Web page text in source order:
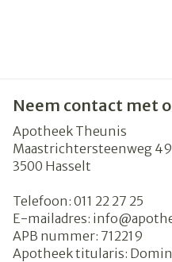
Neem contact met
Apotheek Theunis
Maastrichtersteenweg 49
3500 Hasselt
Telefoon: 011 22 27 25
E-mailadres: info@
APB nummer: 712219
Apotheek titularis: